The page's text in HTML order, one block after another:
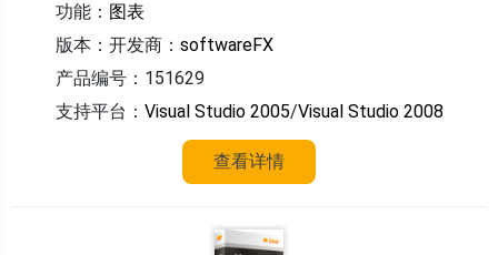
功能： 图表
版本： 开发商： softwareFX
产品编号：151629
支持平台： Visual Studio 2005/Visual Studio 2008
查看详情